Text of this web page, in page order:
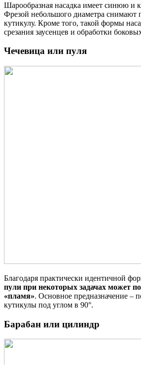
Шарообразная насадка имеет синюю и
Фрезой небольшого диаметра снимают
кутикулу. Кроме того, такой формы
срезания заусенцев и обработки
Чечевица или пуля
Благодаря практически идентичной
пули при некоторых задачах может
«пламя». Основное предназначение –
кутикулы под углом в 90°.
Барабан или цилиндр